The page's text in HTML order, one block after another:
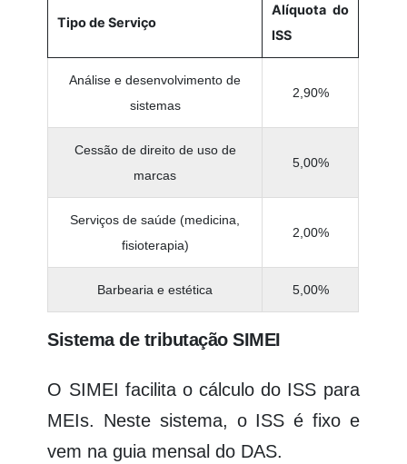
Tipo de Serviço
Alíquota do
ISS
Análise e desenvolvimento de
sistemas
2,90%
Cessão de direito de uso de
marcas
5,00%
Serviços de saúde (medicina,
fisioterapia)
2,00%
Barbearia e estética 5,00%
Sistema de tributação SIMEI
O SIMEI facilita o cálculo do ISS para
MEIs. Neste sistema, o ISS é fixo e
vem na guia mensal do DAS.